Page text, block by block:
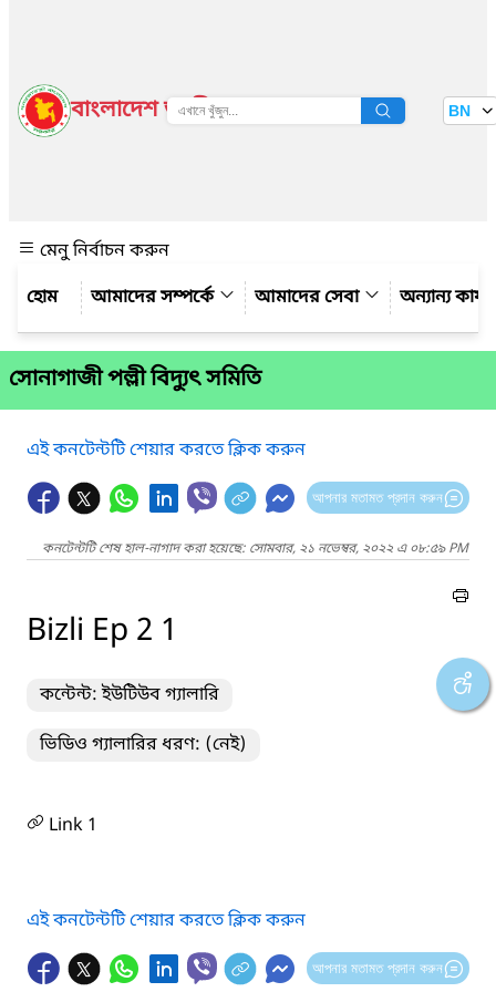
বাংলাদেশ জাতীয় তথ্য বাতায়ন BN
মেনু নির্বাচন করুন
আমাদের সম্পর্কে
আমাদের সেবা অন্যান্য
সোনাগাজী পল্লী বিদ্যুৎ সমিতি
এই কনটেন্টটি শেয়ার করতে ক্লিক করুন
আপনার মতামত প্রদান করুন
কনটেন্টটি শেষ হাল-নাগাদ করা হয়েছে: সোমবার, ২১ নভেম্বর, ২০২২ এ ০৮:৫৯ PM
Bizli Ep 2 1
কন্টেন্ট: ইউটিউব গ্যালারি
ভিডিও গ্যালারির ধরণ: (নেই)
Link 1
এই কনটেন্টটি শেয়ার করতে ক্লিক করুন
আপনার মতামত প্রদান করুন